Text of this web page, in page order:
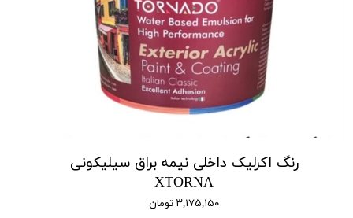
رنگ اکرلیک داخلی نیمه براق سیلیکونی
XTORNA
۳,۱۷۵,۱۵۰ تومان